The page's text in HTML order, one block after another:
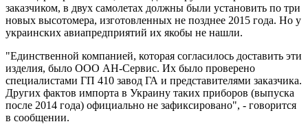
заказчиком, в двух самолетах должны были установить по три
новых высотомера, изготовленных не позднее 2015 года. Но у
украинских авиапредприятий их якобы не нашли.
"Единственной компанией, которая согласилось доставить эти
изделия, было ООО АН-Сервис. Их было проверено
специалистами ГП 410 завод ГА и представителями заказчика.
Других фактов импорта в Украину таких приборов (выпуска
после 2014 года) официально не зафиксировано", - говорится
в сообщении.